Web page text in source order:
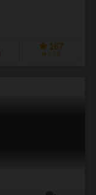
167
持ってる